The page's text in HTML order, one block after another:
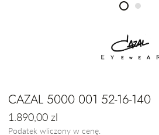
CAZAL 5000 001 52-16-140
Cena
regularna
1.890,00 zl
Podatek wliczony w cenę.